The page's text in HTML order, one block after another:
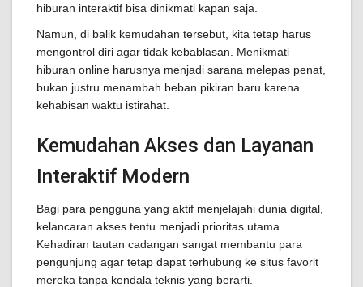
hiburan interaktif bisa dinikmati kapan saja.
Namun, di balik kemudahan tersebut, kita tetap harus
mengontrol diri agar tidak kebablasan. Menikmati
hiburan online harusnya menjadi sarana melepas penat,
bukan justru menambah beban pikiran baru karena
kehabisan waktu istirahat.
Kemudahan Akses dan Layanan
Interaktif Modern
Bagi para pengguna yang aktif menjelajahi dunia digital,
kelancaran akses tentu menjadi prioritas utama.
Kehadiran tautan cadangan sangat membantu para
pengunjung agar tetap dapat terhubung ke situs favorit
mereka tanpa kendala teknis yang berarti.